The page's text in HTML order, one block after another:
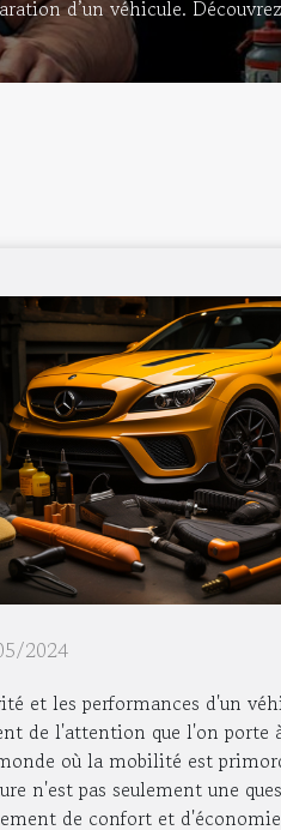
d’un véhicule.
les professionnels de la
directe sur les tarifs
2024
et les performances d'un
de l'attention que l'on porte
où la mobilité est
n'est pas seulement une
de confort et